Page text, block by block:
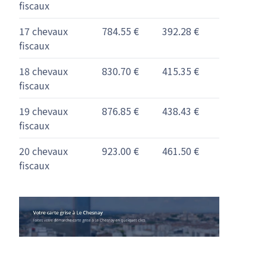
fiscaux
17 chevaux
fiscaux
784.55 € 392.28 €
18 chevaux
fiscaux
830.70 € 415.35 €
19 chevaux
fiscaux
876.85 € 438.43 €
20 chevaux
fiscaux
923.00 € 461.50 €